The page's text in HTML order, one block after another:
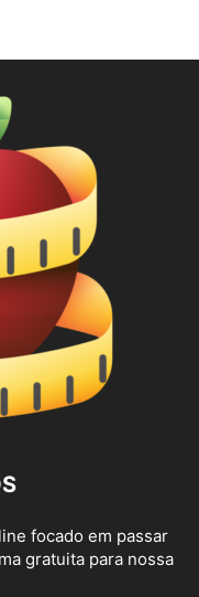
focado em passar
gratuita para nossa